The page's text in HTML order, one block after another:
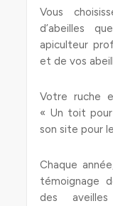
Vous
d’abeilles
apiculteur
et de vos
Votre ruche
« Un toit
son site pour
Chaque
témoignage
des